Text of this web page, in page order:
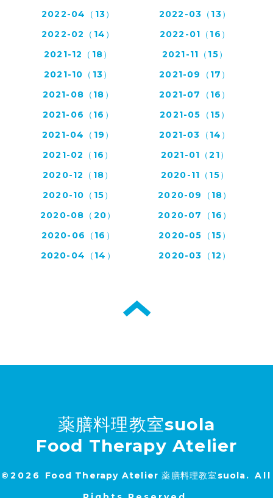
2022-04（13）
2022-03（13）
2022-02（14）
2022-01（16）
2021-12（18）
2021-11（15）
2021-10（13）
2021-09（17）
2021-08（18）
2021-07（16）
2021-06（16）
2021-05（15）
2021-04（19）
2021-03（14）
2021-02（16）
2021-01（21）
2020-12（18）
2020-11（15）
2020-10（15）
2020-09（18）
2020-08（20）
2020-07（16）
2020-06（16）
2020-05（15）
2020-04（14）
2020-03（12）
薬膳料理教室suola
Food Therapy Atelier
©2026 Food Therapy Atelier 薬膳料理教室suola. All